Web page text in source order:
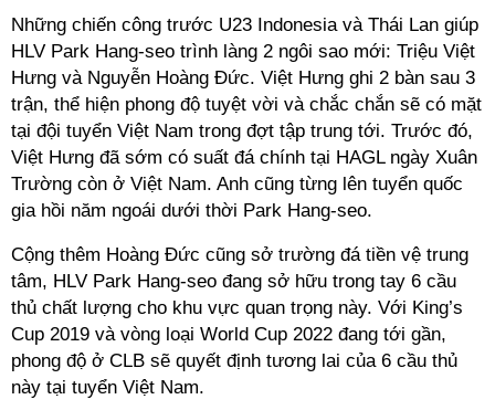
Những chiến công trước U23 Indonesia và Thái Lan giúp
HLV Park Hang-seo trình làng 2 ngôi sao mới: Triệu Việt
Hưng và Nguyễn Hoàng Đức. Việt Hưng ghi 2 bàn sau 3
trận, thể hiện phong độ tuyệt vời và chắc chắn sẽ có mặt
tại đội tuyển Việt Nam trong đợt tập trung tới. Trước đó,
Việt Hưng đã sớm có suất đá chính tại HAGL ngày Xuân
Trường còn ở Việt Nam. Anh cũng từng lên tuyển quốc
gia hồi năm ngoái dưới thời Park Hang-seo.
Cộng thêm Hoàng Đức cũng sở trường đá tiền vệ trung
tâm, HLV Park Hang-seo đang sở hữu trong tay 6 cầu
thủ chất lượng cho khu vực quan trọng này. Với King’s
Cup 2019 và vòng loại World Cup 2022 đang tới gần,
phong độ ở CLB sẽ quyết định tương lai của 6 cầu thủ
này tại tuyển Việt Nam.